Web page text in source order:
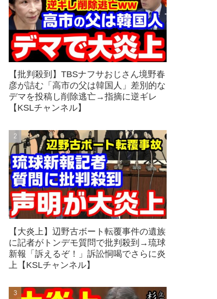
【批判殺到】TBSナフサおじさん境野春
彦が詰む「高市の父は韓国人」差別的な
デマを投稿し削除逃亡→指摘に逆ギレ
【KSLチャンネル】
【大炎上】辺野古ボート転覆事件の遺族
に記者がトンデモ質問で批判殺到→琉球
新報「訴えるぞ！」訴訟恫喝でさらに炎
上【KSLチャンネル】